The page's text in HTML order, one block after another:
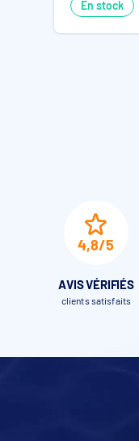
Contrôle à distance
Accessoires inclus
Aiper Surfer S2
Les services
En autorisant
En stock
4,8/5
AVIS VÉRIFIÉS
clients satisfaits